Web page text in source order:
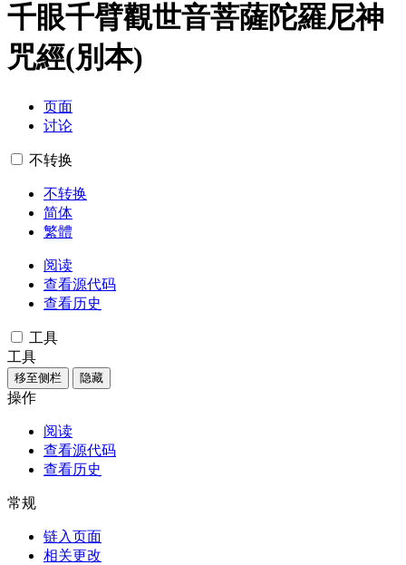
千眼千臂觀世音菩薩陀羅尼神
咒經(別本)
页面
讨论
不转换
不转换
简体
繁體
阅读
查看源代码
查看历史
工具
工具
移至侧栏 隐藏
操作
阅读
查看源代码
查看历史
常规
链入页面
相关更改